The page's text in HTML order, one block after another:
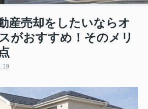
産売却をしたいならオ
がおすすめ！そのメリ